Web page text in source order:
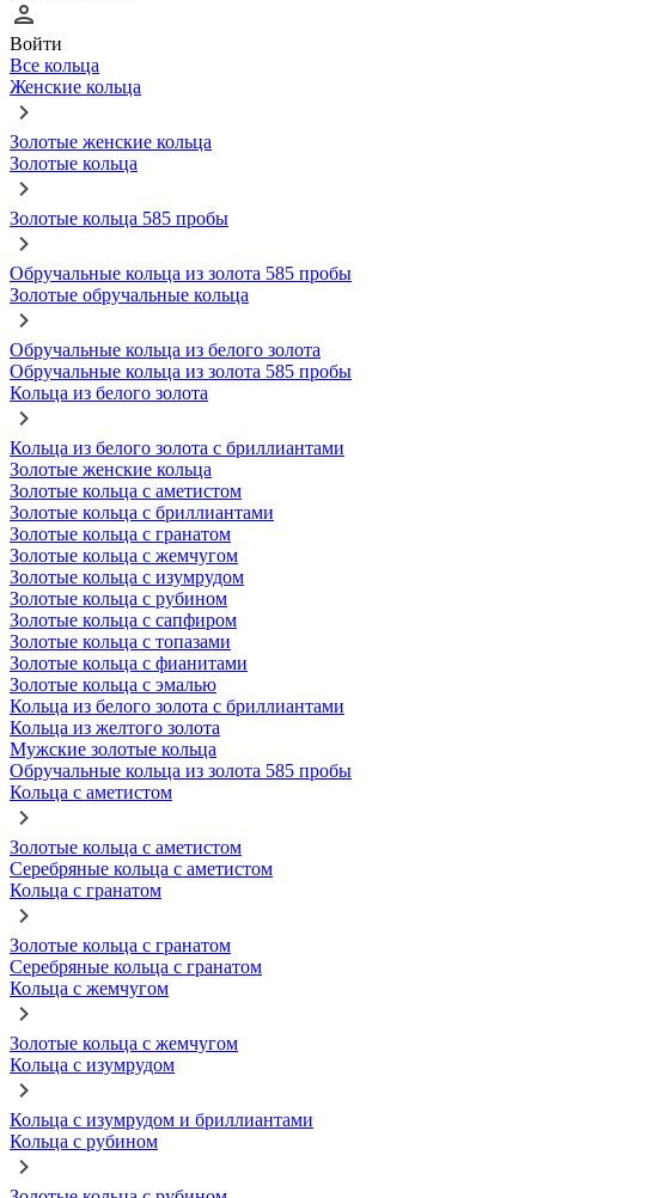
Войти
Все кольца
Женские кольца
Золотые женские кольца
Золотые кольца
Золотые кольца 585 пробы
Обручальные кольца из золота 585 пробы
Золотые обручальные кольца
Обручальные кольца из белого золота
Обручальные кольца из золота 585 пробы
Кольца из белого золота
Кольца из белого золота с бриллиантами
Золотые женские кольца
Золотые кольца с аметистом
Золотые кольца с бриллиантами
Золотые кольца с гранатом
Золотые кольца с жемчугом
Золотые кольца с изумрудом
Золотые кольца с рубином
Золотые кольца с сапфиром
Золотые кольца с топазами
Золотые кольца с фианитами
Золотые кольца с эмалью
Кольца из белого золота с бриллиантами
Кольца из желтого золота
Мужские золотые кольца
Обручальные кольца из золота 585 пробы
Кольца с аметистом
Золотые кольца с аметистом
Серебряные кольца с аметистом
Кольца с гранатом
Золотые кольца с гранатом
Серебряные кольца с гранатом
Кольца с жемчугом
Золотые кольца с жемчугом
Кольца с изумрудом
Кольца с изумрудом и бриллиантами
Кольца с рубином